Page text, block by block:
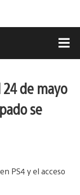
de mayo
se